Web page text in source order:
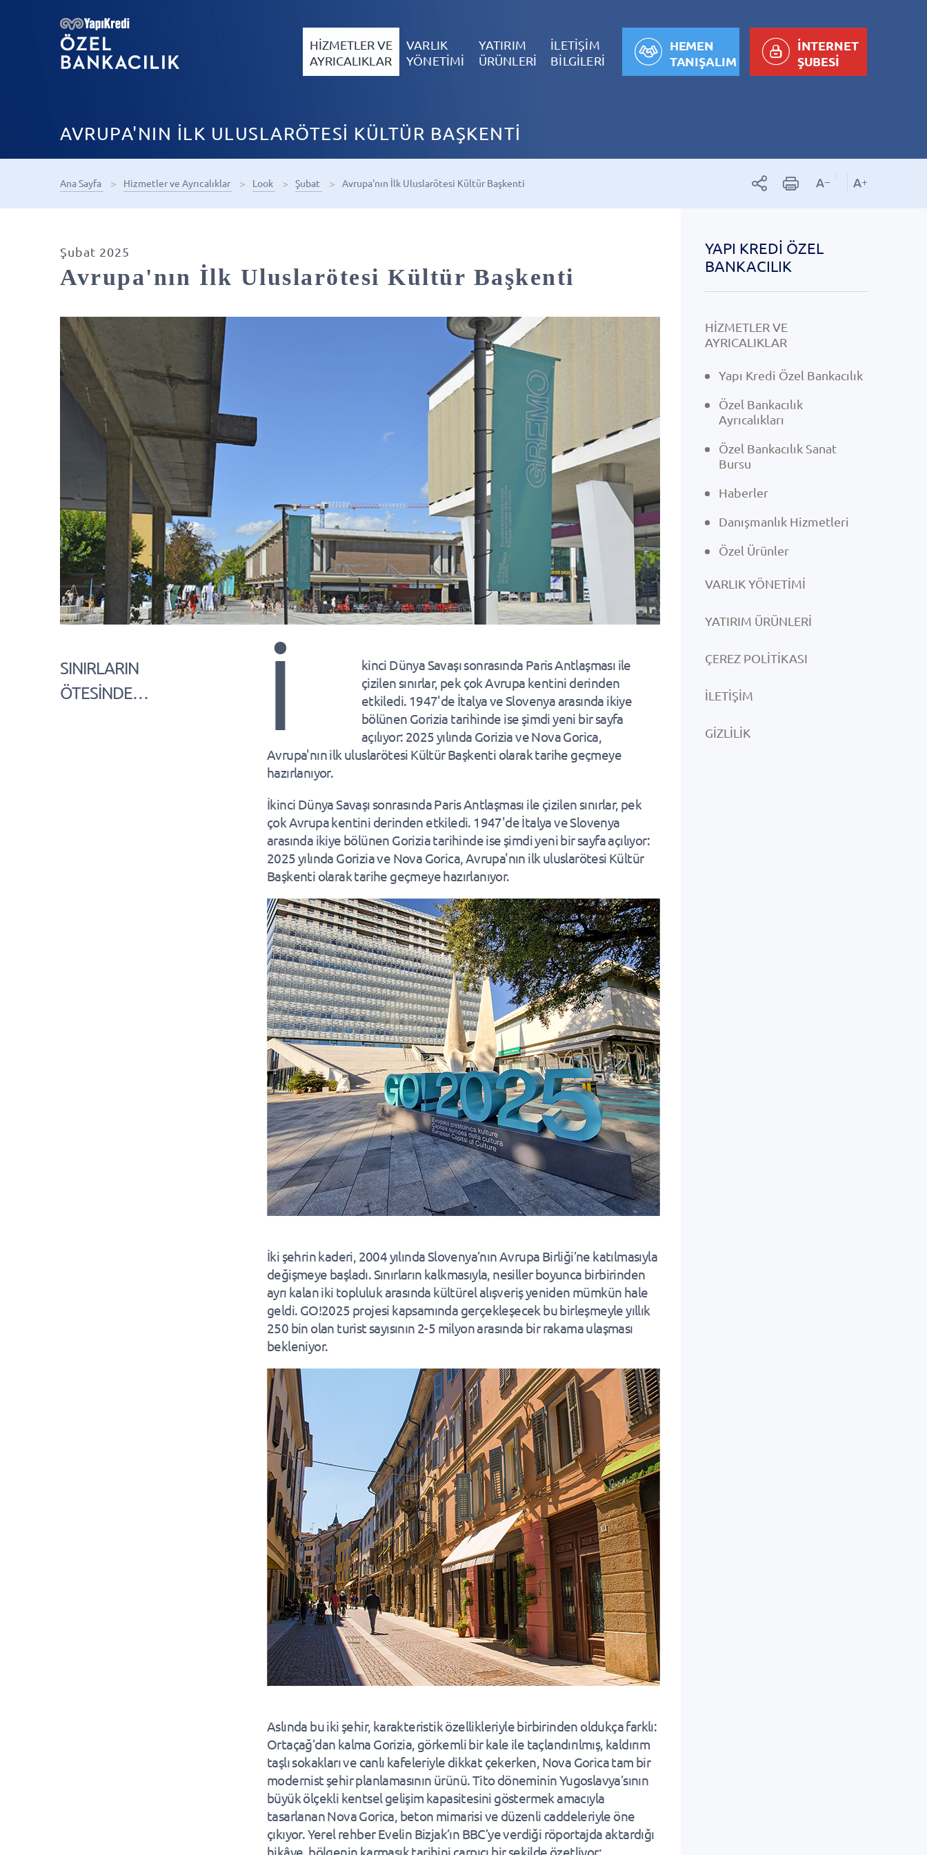
HİZMETLER VE
AYRICALIKLAR
VARLIK
YÖNETİMİ
YATIRIM
ÜRÜNLERİ
İLETİŞİM
BİLGİLERİ
İNTERNET
ŞUBESİ
HEMEN
TANIŞALIM
AVRUPA'NIN İLK ULUSLARÖTESİ KÜLTÜR BAŞKENTİ
Ana Sayfa Hizmetler ve Ayrıcalıklar Look Şubat Avrupa'nın İlk Uluslarötesi Kültür Başkenti
Şubat 2025
Avrupa'nın İlk Uluslarötesi Kültür Başkenti
SINIRLARIN
ÖTESİNDE…
İ
kinci Dünya Savaşı sonrasında Paris Antlaşması ile
çizilen sınırlar, pek çok Avrupa kentini derinden
etkiledi. 1947'de İtalya ve Slovenya arasında ikiye
bölünen Gorizia tarihinde ise şimdi yeni bir sayfa
açılıyor: 2025 yılında Gorizia ve Nova Gorica,
Avrupa'nın ilk uluslarötesi Kültür Başkenti olarak tarihe geçmeye
hazırlanıyor.
İkinci Dünya Savaşı sonrasında Paris Antlaşması ile çizilen sınırlar, pek
çok Avrupa kentini derinden etkiledi. 1947'de İtalya ve Slovenya
arasında ikiye bölünen Gorizia tarihinde ise şimdi yeni bir sayfa açılıyor:
2025 yılında Gorizia ve Nova Gorica, Avrupa'nın ilk uluslarötesi Kültür
Başkenti olarak tarihe geçmeye hazırlanıyor.
İki şehrin kaderi, 2004 yılında Slovenya’nın Avrupa Birliği’ne katılmasıyla
değişmeye başladı. Sınırların kalkmasıyla, nesiller boyunca birbirinden
ayrı kalan iki topluluk arasında kültürel alışveriş yeniden mümkün hale
geldi. GO!2025 projesi kapsamında gerçekleşecek bu birleşmeyle yıllık
250 bin olan turist sayısının 2-5 milyon arasında bir rakama ulaşması
bekleniyor.
Aslında bu iki şehir, karakteristik özellikleriyle birbirinden oldukça farklı:
Ortaçağ’dan kalma Gorizia, görkemli bir kale ile taçlandırılmış, kaldırım
taşlı sokakları ve canlı kafeleriyle dikkat çekerken, Nova Gorica tam bir
modernist şehir planlamasının ürünü. Tito döneminin Yugoslavya’sının
büyük ölçekli kentsel gelişim kapasitesini göstermek amacıyla
tasarlanan Nova Gorica, beton mimarisi ve düzenli caddeleriyle öne
çıkıyor. Yerel rehber Evelin Bizjak’ın BBC’ye verdiği röportajda aktardığı
hikâye, bölgenin karmaşık tarihini çarpıcı bir şekilde özetliyor:
YAPI KREDI ÖZEL
BANKACILIK
HİZMETLER VE
AYRICALIKLAR
Yapı Kredi Özel Bankacılık
Özel Bankacılık
Ayrıcalıkları
Özel Bankacılık Sanat
Bursu
Haberler
Danışmanlık Hizmetleri
Özel Ürünler
VARLIK YÖNETIMI
YATIRIM ÜRÜNLERI
ÇEREZ POLITIKASI
İLETIŞIM
GIZLILIK